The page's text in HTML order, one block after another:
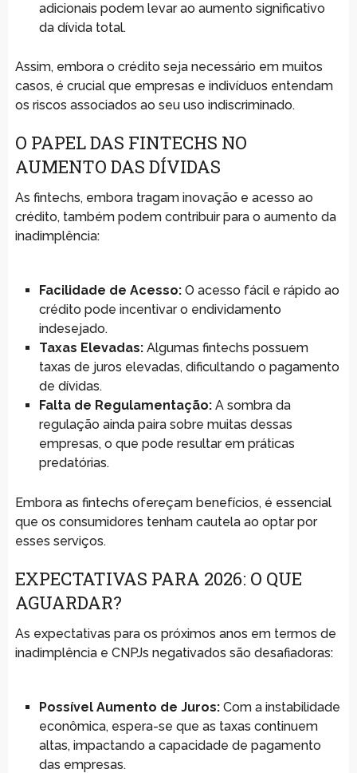
adicionais podem levar ao aumento significativo
da dívida total.
Assim, embora o crédito seja necessário em muitos
casos, é crucial que empresas e indivíduos entendam
os riscos associados ao seu uso indiscriminado.
O PAPEL DAS FINTECHS NO
AUMENTO DAS DÍVIDAS
As fintechs, embora tragam inovação e acesso ao
crédito, também podem contribuir para o aumento da
inadimplência:
Facilidade de Acesso:O acesso fácil e rápido ao
crédito pode incentivar o endividamento
indesejado.
Taxas Elevadas:Algumas fintechs possuem
taxas de juros elevadas, dificultando o pagamento
de dívidas.
Falta de Regulamentação:A sombra da
regulação ainda paira sobre muitas dessas
empresas, o que pode resultar em práticas
predatórias.
Embora as fintechs ofereçam benefícios, é essencial
que os consumidores tenham cautela ao optar por
esses serviços.
EXPECTATIVAS PARA 2026: O QUE
AGUARDAR?
As expectativas para os próximos anos em termos de
inadimplência e CNPJs negativados são desafiadoras:
Possível Aumento de Juros:Com a instabilidade
econômica, espera-se que as taxas continuem
altas, impactando a capacidade de pagamento
das empresas.